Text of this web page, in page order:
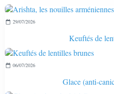
29/07/2026
Keuftés de
06/07/2026
Glace (anti-